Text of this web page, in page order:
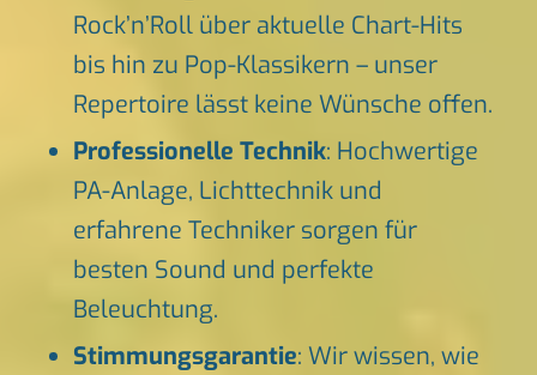
Rock’n’Roll über aktuelle Chart-Hits
bis hin zu Pop-Klassikern – unser
Repertoire lässt keine Wünsche offen.
Professionelle Technik: Hochwertige
PA-Anlage, Lichttechnik und
erfahrene Techniker sorgen für
besten Sound und perfekte
Beleuchtung.
Stimmungsgarantie: Wir wissen, wie